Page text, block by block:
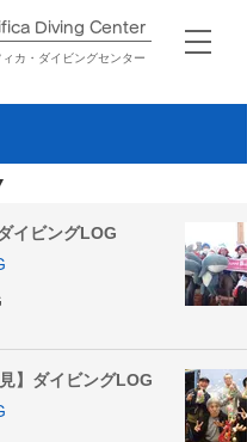
Diving Center​
ィカ・ダイビングセンター
イビングLOG
】ダイビングLOG